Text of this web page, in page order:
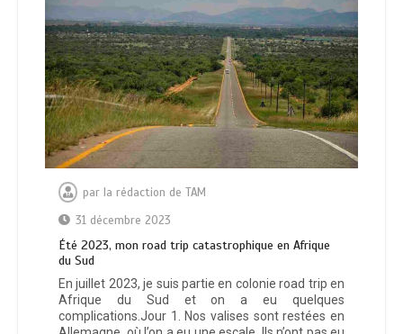
par la rédaction de TAM
31 décembre 2023
Été 2023, mon road trip catastrophique en Afrique
du Sud
En juillet 2023, je suis partie en colonie road trip en
Afrique du Sud et on a eu quelques
complications.Jour 1. Nos valises sont restées en